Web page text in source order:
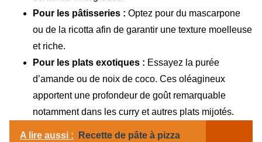
Pour les pâtisseries : Optez pour du mascarpone
ou de la ricotta afin de garantir une texture moelleuse
et riche.
Pour les plats exotiques : Essayez la purée
d’amande ou de noix de coco. Ces oléagineux
apportent une profondeur de goût remarquable
notamment dans les curry et autres plats mijotés.
A lire aussi :
Recette de pâte à pizza